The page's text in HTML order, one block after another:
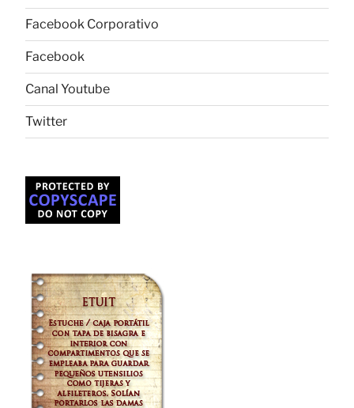
Facebook Corporativo
Facebook
Canal Youtube
Twitter